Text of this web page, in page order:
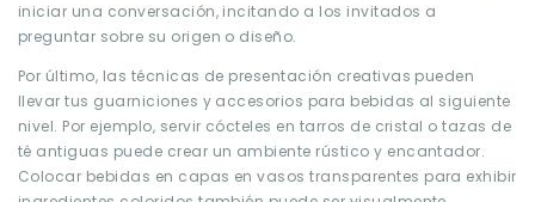
iniciar una conversación, incitando a los invitados a
preguntar sobre su origen o diseño.
Por último, las técnicas de presentación creativas pueden
llevar tus guarniciones y accesorios para bebidas al siguiente
nivel. Por ejemplo, servir cócteles en tarros de cristal o tazas de
té antiguas puede crear un ambiente rústico y encantador.
Colocar bebidas en capas en vasos transparentes para exhibir